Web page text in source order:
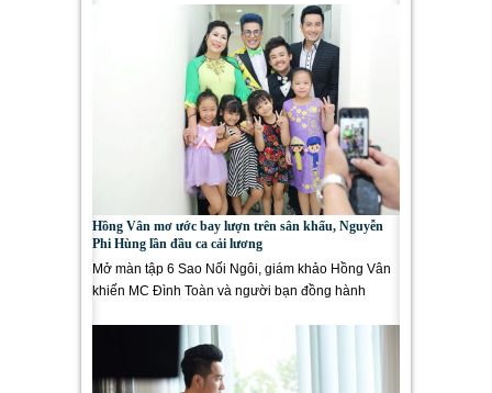
Hồng Vân mơ ước bay lượn trên sân khấu, Nguyễn
Phi Hùng lần đầu ca cải lương
Mở màn tập 6 Sao Nối Ngôi, giám khảo Hồng Vân
khiến MC Đình Toàn và người bạn đồng hành